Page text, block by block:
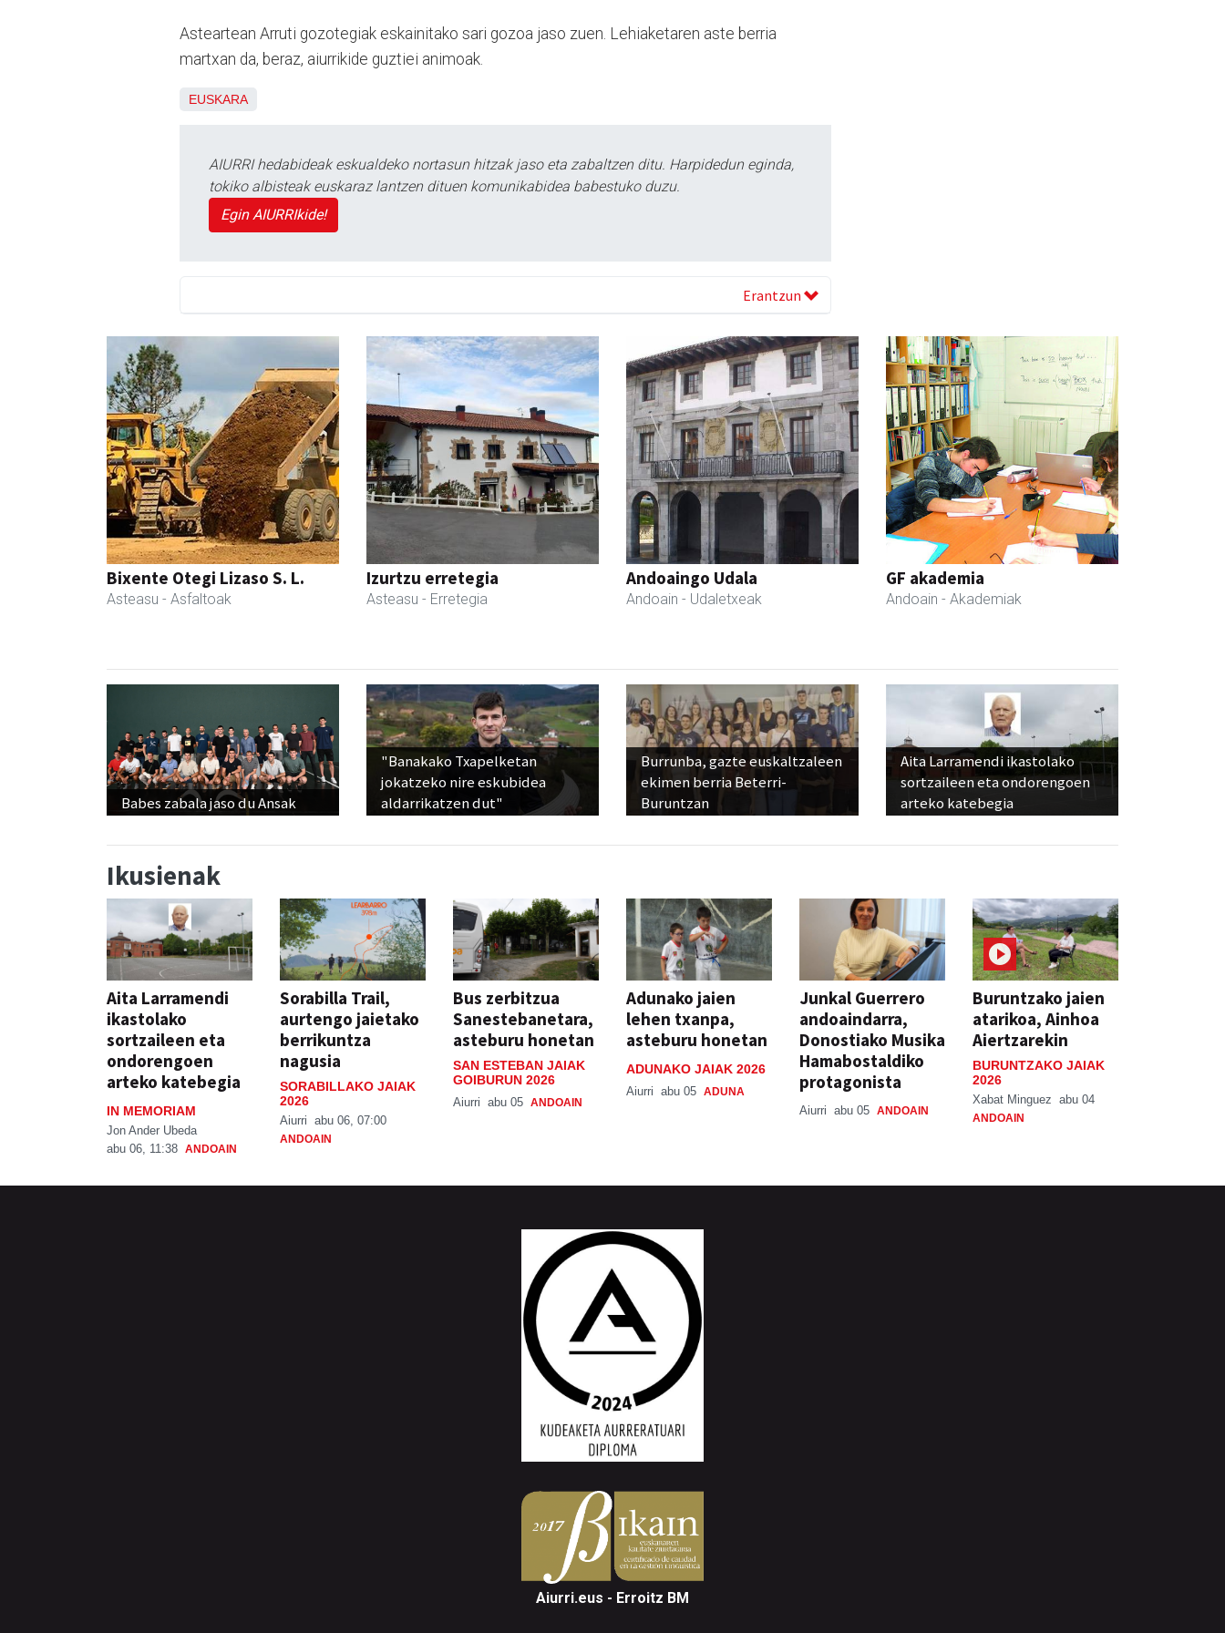
Asteartean Arruti gozotegiak eskainitako sari gozoa jaso zuen. Lehiaketaren aste berria
martxan da, beraz, aiurrikide guztiei animoak.
EUSKARA
AIURRI hedabideak eskualdeko nortasun hitzak jaso eta zabaltzen ditu. Harpidedun eginda,
tokiko albisteak euskaraz lantzen dituen komunikabidea babestuko duzu.
Egin AIURRIkide!
Erantzun
Bixente Otegi Lizaso S. L.
Asteasu - Asfaltoak
Izurtzu erretegia
Asteasu - Erretegia
Andoaingo Udala
Andoain - Udaletxeak
GF akademia
Andoain - Akademiak
Babes zabala jaso du Ansak
"Banakako Txapelketan
jokatzeko nire eskubidea
aldarrikatzen dut"
Burrunba, gazte euskaltzaleen
ekimen berria Beterri-
Buruntzan
Aita Larramendi ikastolako
sortzaileen eta ondorengoen
arteko katebegia
Ikusienak
Aita Larramendi
ikastolako
sortzaileen eta
ondorengoen
arteko katebegia
IN MEMORIAM
Jon Ander Ubeda
abu 06, 11:38 ANDOAIN
Sorabilla Trail,
aurtengo jaietako
berrikuntza
nagusia
SORABILLAKO JAIAK
2026
Aiurri abu 06, 07:00
ANDOAIN
Bus zerbitzua
Sanestebanetara,
asteburu honetan
SAN ESTEBAN JAIAK
GOIBURUN 2026
Aiurri abu 05 ANDOAIN
Adunako jaien
lehen txanpa,
asteburu honetan
ADUNAKO JAIAK 2026
Aiurri abu 05 ADUNA
Junkal Guerrero
andoaindarra,
Donostiako Musika
Hamabostaldiko
protagonista
Aiurri abu 05 ANDOAIN
Buruntzako jaien
atarikoa, Ainhoa
Aiertzarekin
BURUNTZAKO JAIAK
2026
Xabat Minguez abu 04
ANDOAIN
Aiurri.eus - Erroitz BM